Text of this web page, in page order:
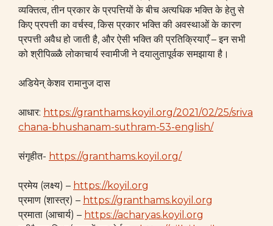
व्यक्तित्व, तीन प्रकार के प्रपत्तियों के बीच अत्यधिक भक्ति के हेतु से
किए प्रपत्ती का वर्चस्व, किस प्रकार भक्ति की अवस्थाओं के कारण
प्रपत्ती अवैध हो जाती है, और ऐसी भक्ति की प्रतिक्रियाएँ – इन सभी
को श्रीपिळ्ळै लोकाचार्य स्वामीजी ने दयालुतापूर्वक समझाया है।
अडियेन् केशव रामानुज दास
आधार: https://granthams.koyil.org/2021/02/25/sriva
chana-bhushanam-suthram-53-english/
संगृहीत- https://granthams.koyil.org/
प्रमेय (लक्ष्य) – https://koyil.org
प्रमाण (शास्त्र) – https://granthams.koyil.org
प्रमाता (आचार्य) – https://acharyas.koyil.org